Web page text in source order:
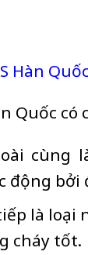
Hàn Quốc
Quốc có
cùng
động
là loại
cháy tốt.